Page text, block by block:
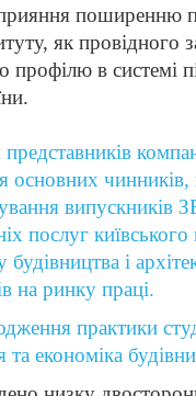
поширенню
як провідного
профілю в системі
основних
випускників
послуг
будівництва і
на ринку праці.
практики
та економіка